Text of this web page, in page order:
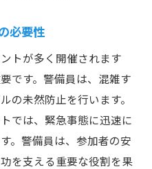
必要性
トが多く開催されます
です。警備員は、混雑す
の未然防止を行います。
では、緊急事態に迅速に
。警備員は、参加者の安
を支える重要な役割を果